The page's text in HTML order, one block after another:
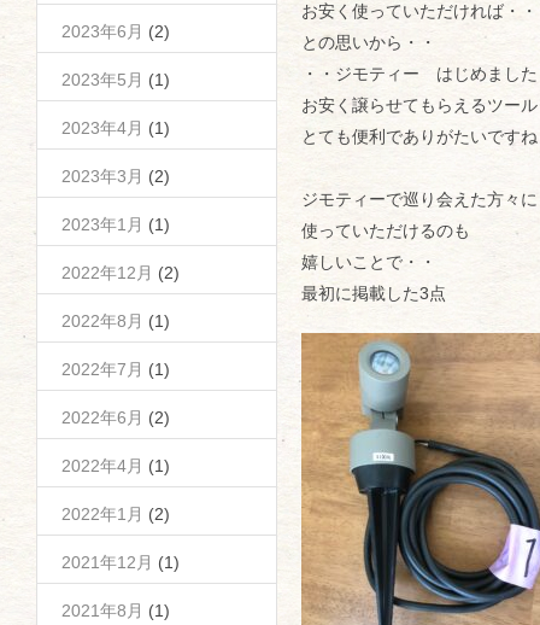
お安く使っていただければ・・
との思いから・・
・・ジモティー はじめまし
お安く譲らせてもらえるツー
とても便利でありがたいですね
ジモティーで巡り会えた方々に
使っていただけるのも
嬉しいことで・・
最初に掲載した3点
2023年6月 (2)
2023年5月 (1)
2023年4月 (1)
2023年3月 (2)
2023年1月 (1)
2022年12月 (2)
2022年8月 (1)
2022年7月 (1)
2022年6月 (2)
2022年4月 (1)
2022年1月 (2)
2021年12月 (1)
2021年8月 (1)